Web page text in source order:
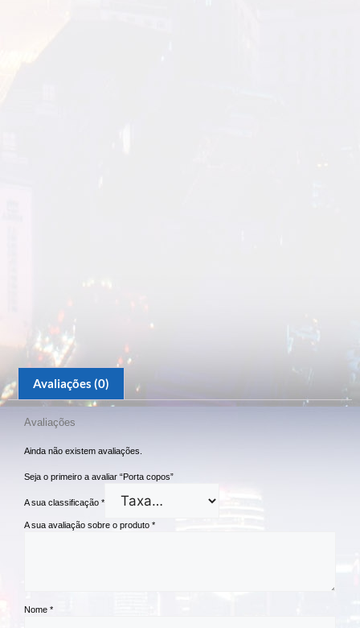
Avaliações (0)
Avaliações
Ainda não existem avaliações.
Seja o primeiro a avaliar “Porta copos”
A sua classificação *
A sua avaliação sobre o produto *
Nome *